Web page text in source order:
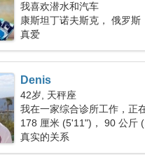
我喜欢潜水和汽车
康斯坦丁诺夫斯克， 俄罗斯
真爱
Denis
42岁, 天秤座
我在一家综合诊所工作，正
178 厘米 (5'11")， 90 公斤
真实的关系